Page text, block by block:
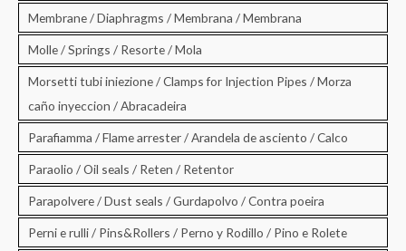
Membrane / Diaphragms / Membrana / Membrana
Molle / Springs / Resorte / Mola
Morsetti tubi iniezione / Clamps for Injection Pipes / Morza
caño inyeccion / Abracadeira
Parafiamma / Flame arrester / Arandela de asciento / Calco
Paraolio / Oil seals / Reten / Retentor
Parapolvere / Dust seals / Gurdapolvo / Contra poeira
Perni e rulli / Pins&Rollers / Perno y Rodillo / Pino e Rolete